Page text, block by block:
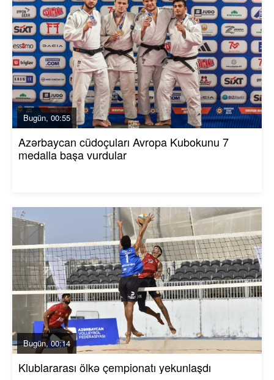
Bugün, 00:55
Azərbaycan cüdoçuları Avropa Kubokunu 7
medalla başa vurdular
Bugün, 00:14
Klublararası ölkə çempionatı yekunlaşdı